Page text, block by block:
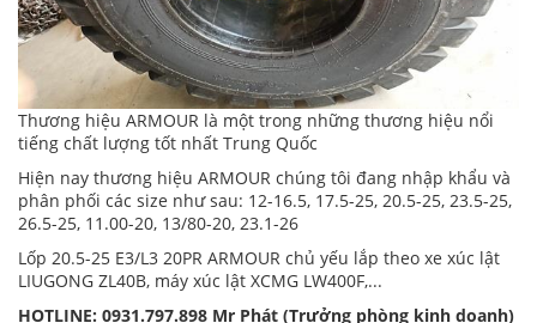
Thương hiệu ARMOUR là một trong những thương hiệu nổi
tiếng chất lượng tốt nhất Trung Quốc
Hiện nay thương hiệu ARMOUR chúng tôi đang nhập khẩu và
phân phối các size như sau: 12-16.5, 17.5-25, 20.5-25, 23.5-25,
26.5-25, 11.00-20, 13/80-20, 23.1-26
Lốp 20.5-25 E3/L3 20PR ARMOUR chủ yếu lắp theo xe xúc lật
LIUGONG ZL40B, máy xúc lật XCMG LW400F,...
HOTLINE: 0931.797.898 Mr Phát (Trưởng phòng kinh doanh)